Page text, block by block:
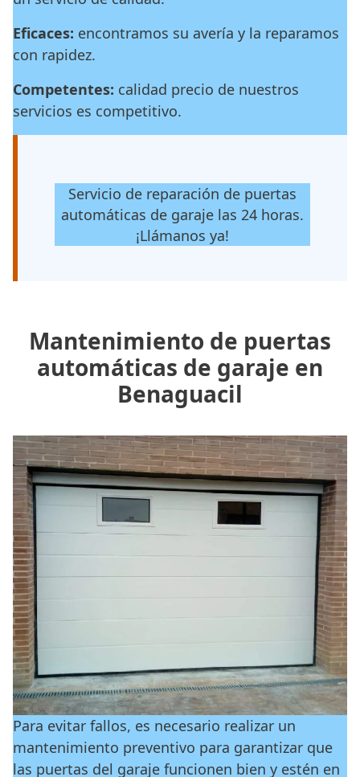
Eficaces: encontramos su avería y la reparamos
con rapidez.
Competentes: calidad precio de nuestros
servicios es competitivo.
Servicio de reparación de puertas
automáticas de garaje las 24 horas.
¡Llámanos ya!
Mantenimiento de puertas
automáticas de garaje en
Benaguacil
Para evitar fallos, es necesario realizar un
mantenimiento preventivo para garantizar que
las puertas del garaje funcionen bien y estén en